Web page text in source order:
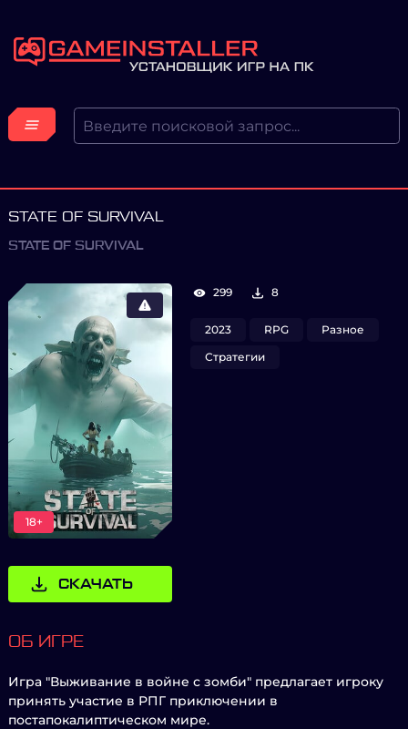
STATE OF SURVIVAL
STATE OF SURVIVAL
18+
СКАЧАТЬ
299 8
2023 RPG
Разное
Стратегии
ОБ ИГРЕ
Игра "Выживание в войне с зомби" предлагает игроку
принять участие в РПГ приключении в
постапокалиптическом мире.